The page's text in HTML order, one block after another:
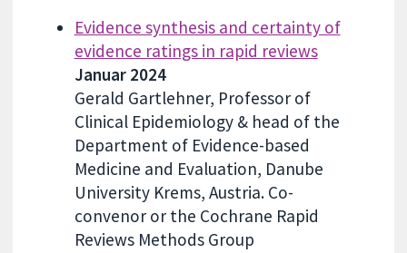
Evidence synthesis and certainty of
evidence ratings in rapid reviews
Januar 2024
Gerald Gartlehner, Professor of
Clinical Epidemiology & head of the
Department of Evidence-based
Medicine and Evaluation, Danube
University Krems, Austria. Co-
convenor or the Cochrane Rapid
Reviews Methods Group